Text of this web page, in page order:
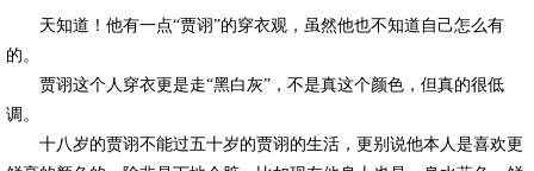
天知道！他有一点“贾诩”的穿衣观，虽然他也不知道自己怎么有
的。
贾诩这个人穿衣更是走“黑白灰”，不是真这个颜色，但真的很低
调。
十八岁的贾诩不能过五十岁的贾诩的生活，更别说他本人是喜欢更